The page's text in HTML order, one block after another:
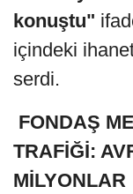
konuştu"
içindeki
serdi.
FONDAŞ
TRAFİĞİ:
MİLYONLAR